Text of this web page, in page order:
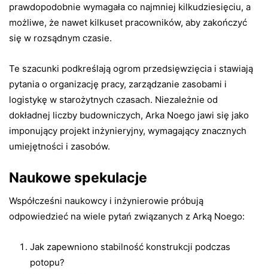
prawdopodobnie wymagała co najmniej kilkudziesięciu, a
możliwe, że nawet kilkuset pracowników, aby zakończyć
się w rozsądnym czasie.
Te szacunki podkreślają ogrom przedsięwzięcia i stawiają
pytania o organizację pracy, zarządzanie zasobami i
logistykę w starożytnych czasach. Niezależnie od
dokładnej liczby budowniczych, Arka Noego jawi się jako
imponujący projekt inżynieryjny, wymagający znacznych
umiejętności i zasobów.
Naukowe spekulacje
Współcześni naukowcy i inżynierowie próbują
odpowiedzieć na wiele pytań związanych z Arką Noego:
Jak zapewniono stabilność konstrukcji podczas
potopu?